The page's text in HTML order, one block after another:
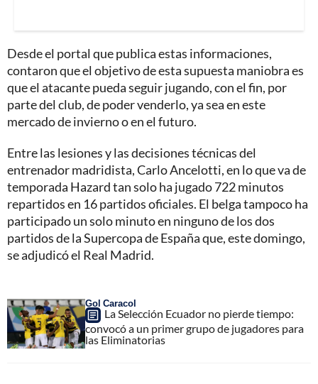
Desde el portal que publica estas informaciones,
contaron que el objetivo de esta supuesta maniobra es
que el atacante pueda seguir jugando, con el fin, por
parte del club, de poder venderlo, ya sea en este
mercado de invierno o en el futuro.
Entre las lesiones y las decisiones técnicas del
entrenador madridista, Carlo Ancelotti, en lo que va de
temporada Hazard tan solo ha jugado 722 minutos
repartidos en 16 partidos oficiales. El belga tampoco ha
participado un solo minuto en ninguno de los dos
partidos de la Supercopa de España que, este domingo,
se adjudicó el Real Madrid.
Gol Caracol
La Selección Ecuador no pierde tiempo:
convocó a un primer grupo de jugadores para
las Eliminatorias